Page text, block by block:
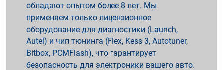
обладают опытом более 8 лет. Мы
применяем только лицензионное
оборудование для диагностики (Launch,
Autel) и чип тюнинга (Flex, Kess 3, Autotuner,
Bitbox, PCMFlash), что гарантирует
безопасность для электроники вашего авто.